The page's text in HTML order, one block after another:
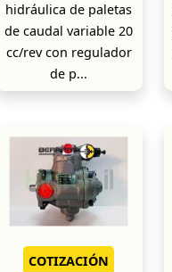
hidráulica de paletas
de caudal variable 20
cc/rev con regulador
de p...
COTIZACIÓN